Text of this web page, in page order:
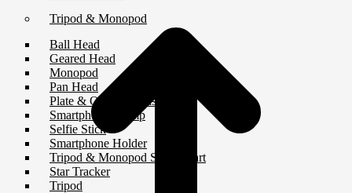
Tripod & Monopod
Ball Head
Geared Head
Monopod
Pan Head
Plate & Quick Release
Smartphone Clamp
Selfie Stick
Smartphone Holder
Tripod & Monopod Spares Part
Star Tracker
Tripod